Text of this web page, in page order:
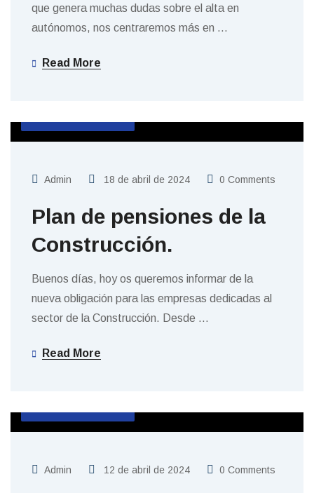
que genera muchas dudas sobre el alta en
autónomos, nos centraremos más en …
Read More
Admin 18 de abril de 2024 0 Comments
Plan de pensiones de la
Construcción.
Buenos días, hoy os queremos informar de la
nueva obligación para las empresas dedicadas al
sector de la Construcción. Desde …
Read More
Admin 12 de abril de 2024 0 Comments